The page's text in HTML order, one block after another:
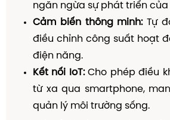
ngăn ngừa sự phát triển
Cảm biến thông minh:Tự
điều chỉnh công suất hoạt
điện năng.
Kết nối IoT:Cho phép điều
từ xa qua smartphone,
quản lý môi trường sống.